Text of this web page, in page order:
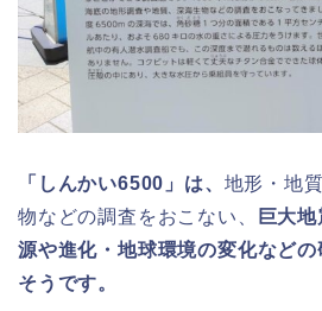
「しんかい6500」は、 地形・地
物などの調査をおこない、
巨大
源や進化・地球環境の変化など
そうです。